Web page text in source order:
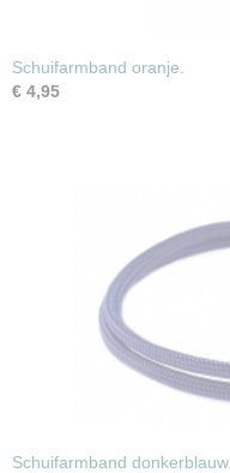
Schuifarmband oranje.
€ 4,95
Schuifarmband donkerblauw.